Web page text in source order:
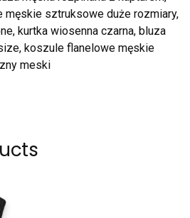
męskie sztruksowe duże rozmiary,
kurtka wiosenna czarna, bluza
koszule flanelowe męskie
meski